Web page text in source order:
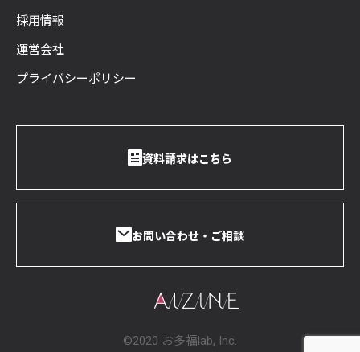
採用情報
運営会社
プライバシーポリシー
資料請求はこちら
お問い合わせ・ご相談
©2020 お多福lab, Inc.